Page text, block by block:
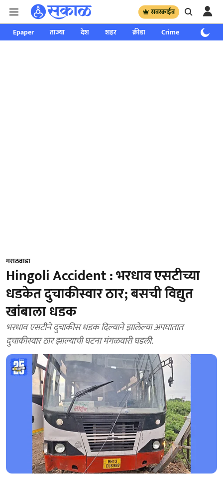
सबस्क्राईब
Epaper ताज्या देश शहर क्रीडा Crime साप्ताहिक
मराठवाडा
Hingoli Accident : भरधाव एसटीच्या
धडकेत दुचाकीस्वार ठार; बसची विद्युत
खांबाला धडक
भरधाव एसटीने दुचाकीस धडक दिल्याने झालेल्या अपघातात
दुचाकीस्वार ठार झाल्याची घटना मंगळवारी घडली.